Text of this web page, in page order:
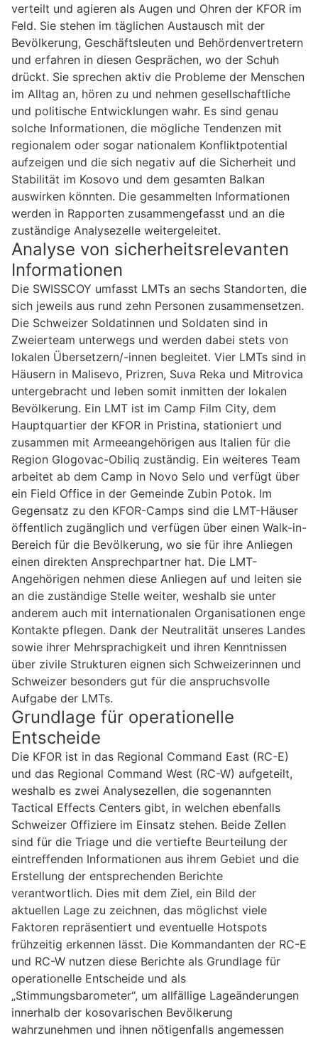
verteilt und agieren als Augen und Ohren der KFOR im
Feld. Sie stehen im täglichen Austausch mit der
Bevölkerung, Geschäftsleuten und Behördenvertretern
und erfahren in diesen Gesprächen, wo der Schuh
drückt. Sie sprechen aktiv die Probleme der Menschen
im Alltag an, hören zu und nehmen gesellschaftliche
und politische Entwicklungen wahr. Es sind genau
solche Informationen, die mögliche Tendenzen mit
regionalem oder sogar nationalem Konfliktpotential
aufzeigen und die sich negativ auf die Sicherheit und
Stabilität im Kosovo und dem gesamten Balkan
auswirken könnten. Die gesammelten Informationen
werden in Rapporten zusammengefasst und an die
zuständige Analysezelle weitergeleitet.
Analyse von sicherheitsrelevanten
Informationen
Die SWISSCOY umfasst LMTs an sechs Standorten, die
sich jeweils aus rund zehn Personen zusammensetzen.
Die Schweizer Soldatinnen und Soldaten sind in
Zweierteam unterwegs und werden dabei stets von
lokalen Übersetzern/-innen begleitet. Vier LMTs sind in
Häusern in Malisevo, Prizren, Suva Reka und Mitrovica
untergebracht und leben somit inmitten der lokalen
Bevölkerung. Ein LMT ist im Camp Film City, dem
Hauptquartier der KFOR in Pristina, stationiert und
zusammen mit Armeeangehörigen aus Italien für die
Region Glogovac-Obiliq zuständig. Ein weiteres Team
arbeitet ab dem Camp in Novo Selo und verfügt über
ein Field Office in der Gemeinde Zubin Potok. Im
Gegensatz zu den KFOR-Camps sind die LMT-Häuser
öffentlich zugänglich und verfügen über einen Walk-in-
Bereich für die Bevölkerung, wo sie für ihre Anliegen
einen direkten Ansprechpartner hat. Die LMT-
Angehörigen nehmen diese Anliegen auf und leiten sie
an die zuständige Stelle weiter, weshalb sie unter
anderem auch mit internationalen Organisationen enge
Kontakte pflegen. Dank der Neutralität unseres Landes
sowie ihrer Mehrsprachigkeit und ihren Kenntnissen
über zivile Strukturen eignen sich Schweizerinnen und
Schweizer besonders gut für die anspruchsvolle
Aufgabe der LMTs.
Grundlage für operationelle
Entscheide
Die KFOR ist in das Regional Command East (RC-E)
und das Regional Command West (RC-W) aufgeteilt,
weshalb es zwei Analysezellen, die sogenannten
Tactical Effects Centers gibt, in welchen ebenfalls
Schweizer Offiziere im Einsatz stehen. Beide Zellen
sind für die Triage und die vertiefte Beurteilung der
eintreffenden Informationen aus ihrem Gebiet und die
Erstellung der entsprechenden Berichte
verantwortlich. Dies mit dem Ziel, ein Bild der
aktuellen Lage zu zeichnen, das möglichst viele
Faktoren repräsentiert und eventuelle Hotspots
frühzeitig erkennen lässt. Die Kommandanten der RC-E
und RC-W nutzen diese Berichte als Grundlage für
operationelle Entscheide und als
„Stimmungsbarometer“, um allfällige Lageänderungen
innerhalb der kosovarischen Bevölkerung
wahrzunehmen und ihnen nötigenfalls angemessen